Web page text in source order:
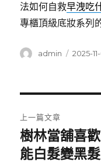
法如何自救早洩吃
專櫃頂級底妝系列
作
admin
發
2025-
章
導
上一篇文章
上
一
樹林當舖喜
能白髮變黑